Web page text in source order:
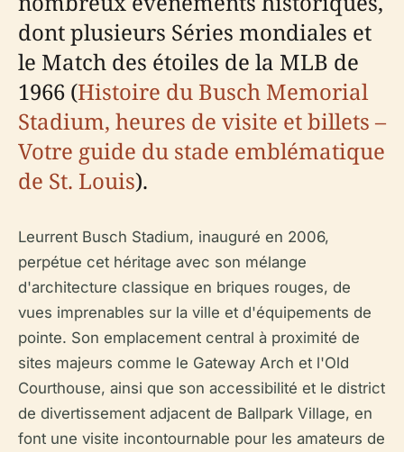
dont plusieurs Séries mondiales et
le Match des étoiles de la MLB de
1966 (Histoire du Busch Memorial
Stadium, heures de visite et billets –
Votre guide du stade emblématique
de St. Louis).
Leurrent Busch Stadium, inauguré en 2006,
perpétue cet héritage avec son mélange
d'architecture classique en briques rouges, de
vues imprenables sur la ville et d'équipements de
pointe. Son emplacement central à proximité de
sites majeurs comme le Gateway Arch et l'Old
Courthouse, ainsi que son accessibilité et le district
de divertissement adjacent de Ballpark Village, en
font une visite incontournable pour les amateurs de